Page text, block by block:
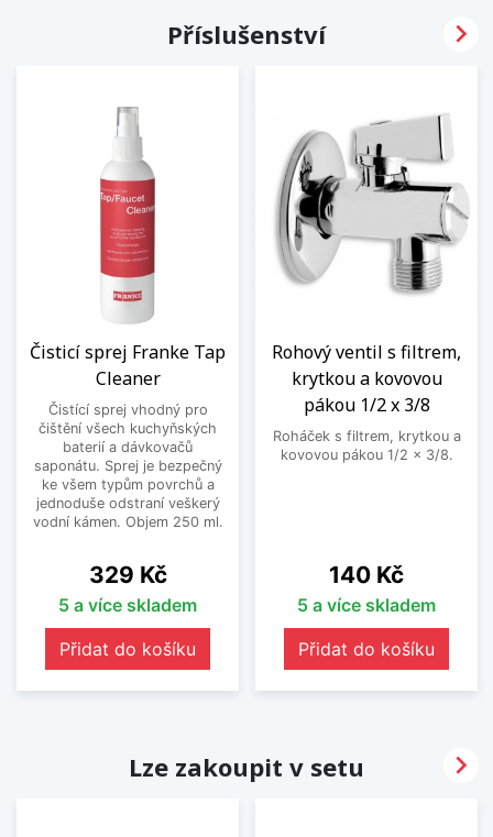
Příslušenství
Čisticí sprej Franke Tap
Cleaner
Čistící sprej vhodný pro
čištění všech kuchyňských
baterií a dávkovačů
saponátu. Sprej je bezpečný
ke všem typům povrchů a
jednoduše odstraní veškerý
vodní kámen. Objem 250 ml.
Cena
329 Kč
5 a více skladem
Přidat do košíku
Rohový ventil s filtrem,
krytkou a kovovou
pákou 1/2 x 3/8
Roháček s filtrem, krytkou a
kovovou pákou 1/2 x 3/8.
Cena
140 Kč
5 a více skladem
Přidat do košíku

Lze zakoupit v setu 